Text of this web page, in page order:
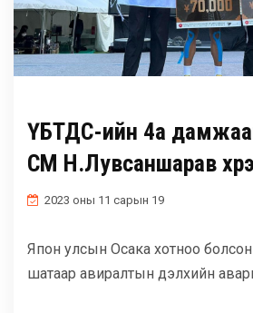
ҮБТДС-ийн 4а
СМ Н.Лувсаншарав
2023 оны 11 сарын 19
Япон улсын Осака хотноо
шатаар авиралтын дэлхийн